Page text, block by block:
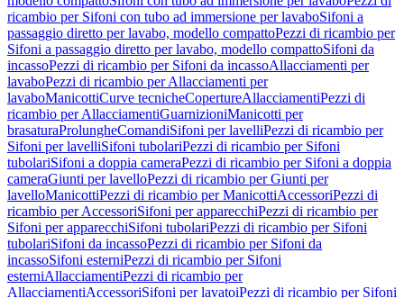
ricambio per Sifoni con tubo ad immersione per lavaboSifoni a
passaggio diretto per lavabo, modello compattoPezzi di ricambio per
Sifoni a passaggio diretto per lavabo, modello compattoSifoni da
incassoPezzi di ricambio per Sifoni da incassoAllacciamenti per
lavaboPezzi di ricambio per Allacciamenti per
lavaboManicottiCurve tecnicheCopertureAllacciamentiPezzi di
ricambio per AllacciamentiGuarnizioniManicotti per
brasaturaProlungheComandiSifoni per lavelliPezzi di ricambio per
Sifoni per lavelliSifoni tubolariPezzi di ricambio per Sifoni
tubolariSifoni a doppia cameraPezzi di ricambio per Sifoni a doppia
cameraGiunti per lavelloPezzi di ricambio per Giunti per
lavelloManicottiPezzi di ricambio per ManicottiAccessoriPezzi di
ricambio per AccessoriSifoni per apparecchiPezzi di ricambio per
Sifoni per apparecchiSifoni tubolariPezzi di ricambio per Sifoni
tubolariSifoni da incassoPezzi di ricambio per Sifoni da
incassoSifoni esterniPezzi di ricambio per Sifoni
esterniAllacciamentiPezzi di ricambio per
AllacciamentiAccessoriSifoni per lavatoiPezzi di ricambio per Sifoni